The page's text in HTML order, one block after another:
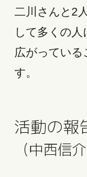
二川さんと2
して多くの
広がっている
す。
活動の報
（中西信